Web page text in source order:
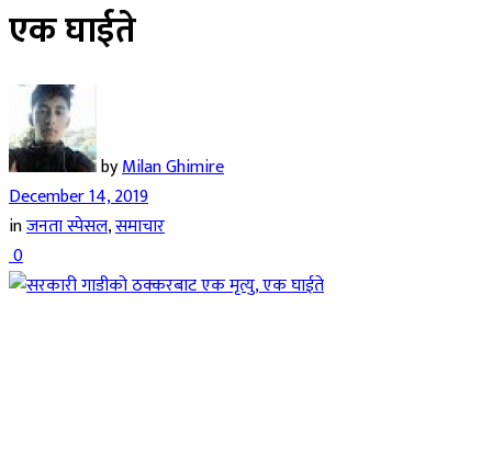
एक घाईते
byMilan Ghimire
December 14, 2019
inजनता स्पेसल,समाचार
0